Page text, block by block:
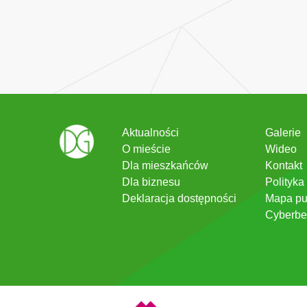
Aktualności
O mieście
Dla mieszkańców
Dla biznesu
Deklaracja dostępności
Galerie
Wideo
Kontakt
Mapa